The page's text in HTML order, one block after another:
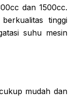
dan 1500cc.
tinggi
suhu mesin
mudah dan